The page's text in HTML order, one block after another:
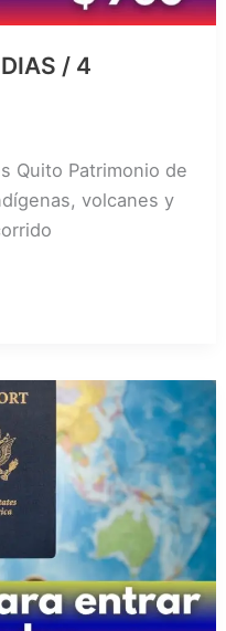
/ 4
Quito Patrimonio de
volcanes y